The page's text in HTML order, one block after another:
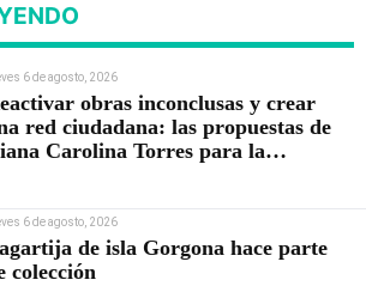
6 de agosto, 2026
obras inconclusas y crear
red ciudadana: las propuestas de
Carolina Torres para la
6 de agosto, 2026
de isla Gorgona hace parte
colección